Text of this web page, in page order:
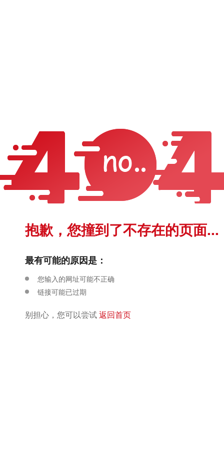
抱歉，您撞到了不存在的页面...
最有可能的原因是：
您输入的网址可能不正确
链接可能已过期
别担心，您可以尝试返回首页